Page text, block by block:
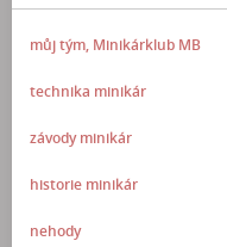
můj tým, Minikárklub MB
technika minikár
závody minikár
historie minikár
nehody